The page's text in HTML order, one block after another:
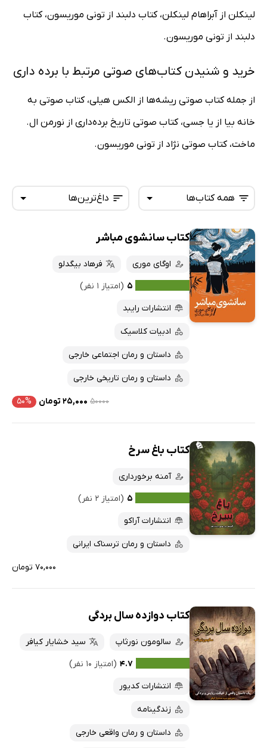
لینکلن از آبراهام لینکلن، کتاب دلبند از تونی موریسون، کتاب
دلبند از تونی موریسون.
خرید و شنیدن کتاب‌های صوتی مرتبط با برده داری
از جمله کتاب صوتی ریشه‌ها از الکس هیلی، کتاب صوتی به
خانه بیا از یا جسی، کتاب صوتی تاریخ برده‌داری از نورمن ال.
ماخت، کتاب صوتی نژاد از تونی موریسون.
داغ‌ترین‌ها
تازه‌ها
داغ‌ترین‌ها
پرفروش‌ها
همه کتاب‌ها
همه کتاب‌ها
کتاب‌های صوتی
کتاب‌های متنی
کتاب سانشوی مباشر
اوگای موری
فرهاد بیگدلو
۵ (امتیاز ۱ نفر)
انتشارات رایبد
ادبیات کلاسیک
داستان و رمان اجتماعی خارجی
داستان و رمان تاریخی خارجی
۵۰۰۰۰ ۲۵,۰۰۰ تومان ۵۰%
کتاب باغ سرخ
آمنه برخورداری
۵ (امتیاز ۲ نفر)
انتشارات آراکو
داستان و رمان ترسناک ایرانی
۷۰,۰۰۰ تومان
کتاب دوازده سال بردگی
سالومون نورثاپ
سید خشایار کیافر
۴.۷ (امتیاز ۱۰ نفر)
انتشارات کدیور
زندگینامه
داستان و رمان واقعی خارجی